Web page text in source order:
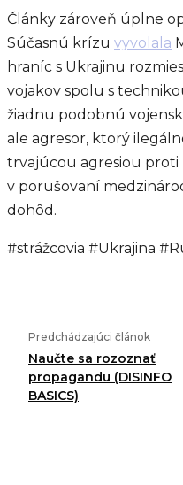
Články zároveň úplne
Súčasnú krízu vyvolala
hraníc s Ukrajinu
vojakov spolu s
žiadnu podobnú
ale agresor, ktorý
trvajúcou agresiou proti
v porušovaní
dohôd.
#strážcovia #Ukrajina
Predchádzajúci článok
Naučte sa rozoznať
propagandu (DISINFO
BASICS)